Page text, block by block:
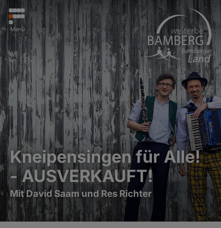
Menü
Kneipensingen für Alle!
- AUSVERKAUFT!
Mit David Saam und Res Richter